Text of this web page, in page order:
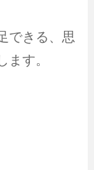
できる、思
ます。